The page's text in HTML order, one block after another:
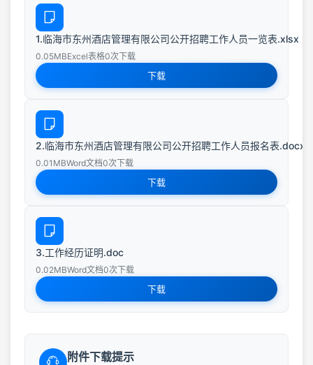
1.临海市东州酒店管理有限公司公开招聘工作人员一览表.xlsx
0.05MBExcel表格0次下载
下载
2.临海市东州酒店管理有限公司公开招聘工作人员报名表.docx
0.01MBWord文档0次下载
下载
3.工作经历证明.doc
0.02MBWord文档0次下载
下载
附件下载提示